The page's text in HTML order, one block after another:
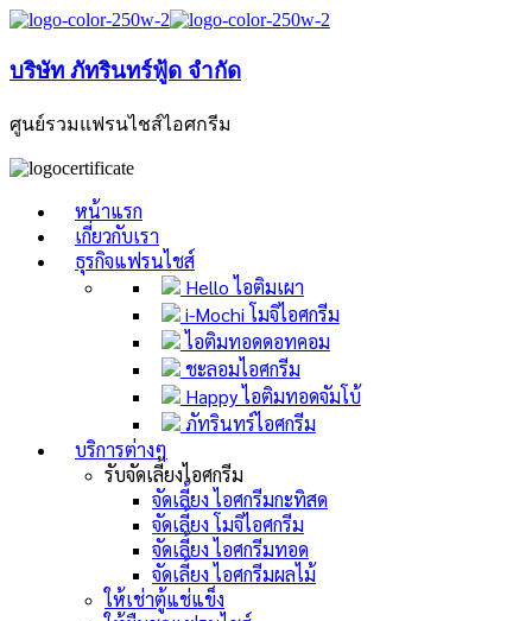
บริษัท ภัทรินทร์ฟู้ด จำกัด
ศูนย์รวมแฟรนไชส์ไอศกรีม
หน้าแรก
เกี่ยวกับเรา
ธุรกิจแฟรนไชส์
Hello ไอติมเผา
i-Mochi โมจิไอศกรีม
ไอติมทอดดอทคอม
ชะลอมไอศกรีม
Happy ไอติมทอดจัมโบ้
ภัทรินทร์ไอศกรีม
บริการต่างๆ
รับจัดเลี้ยงไอศกรีม
จัดเลี้ยง ไอศกรีมกะทิสด
จัดเลี้ยง โมจิไอศกรีม
จัดเลี้ยง ไอศกรีมทอด
จัดเลี้ยง ไอศกรีมผลไม้
ให้เช่าตู้แช่แข็ง